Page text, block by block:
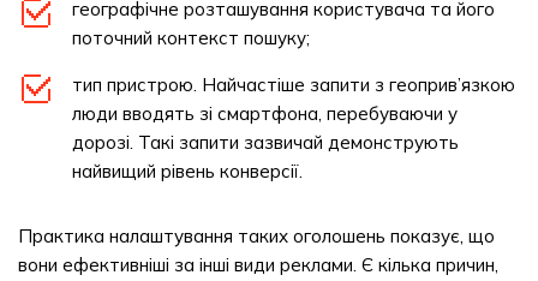
географічне розташування користувача та його
поточний контекст пошуку;
тип пристрою. Найчастіше запити з геоприв’язкою
люди вводять зі смартфона, перебуваючи у
дорозі. Такі запити зазвичай демонструють
найвищий рівень конверсії.
Практика налаштування таких оголошень показує, що
вони ефективніші за інші види реклами. Є кілька причин,